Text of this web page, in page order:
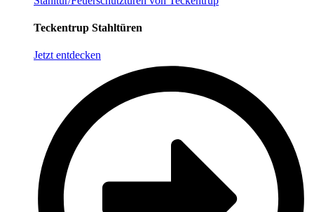
Teckentrup Stahltüren
Jetzt entdecken